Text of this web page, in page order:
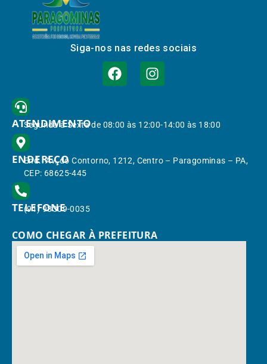
Siga-nos nas redes sociais
ATENDIMENTO
Segunda à Sexta de 08:00 às 12:00-14:00 às 18:00
ENDEREÇO
End.: Av. do Contorno, 1212, Centro – Paragominas – PA,
CEP: 68625-445
TELEFONE
(91) 98309-0035
COMO CHEGAR À PREFEITURA